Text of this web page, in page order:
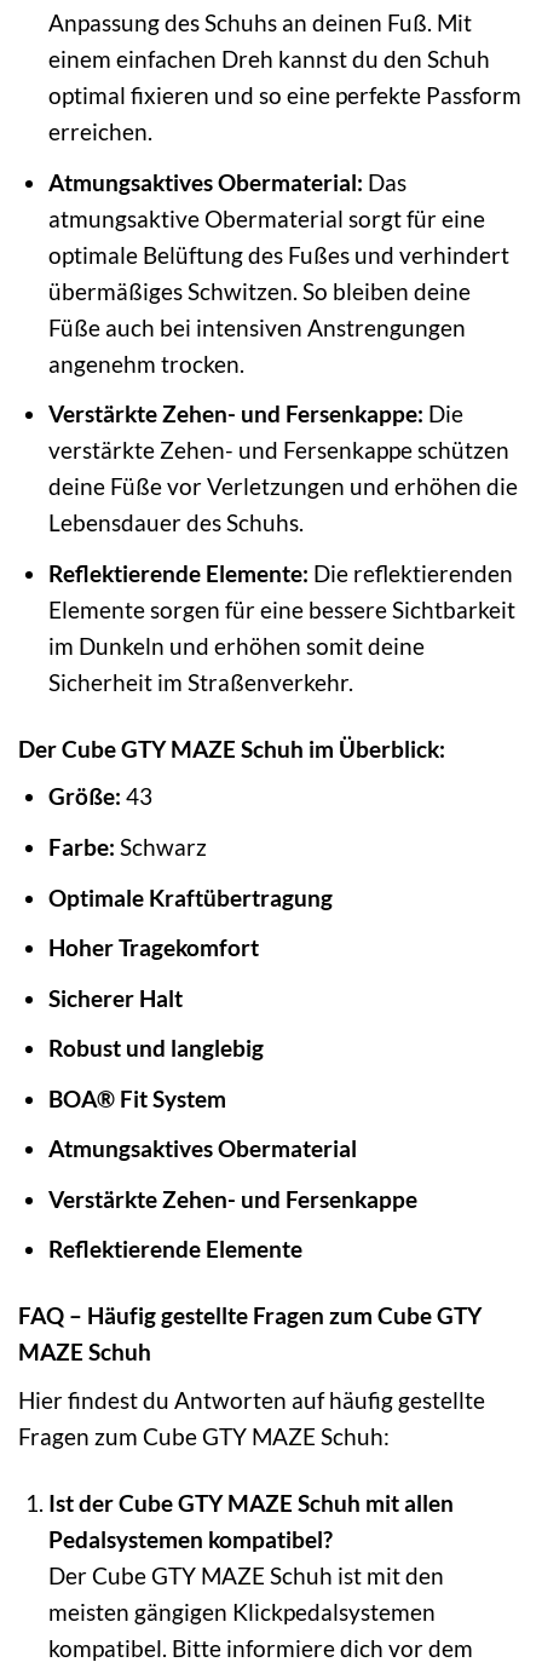
Anpassung des Schuhs an deinen Fuß. Mit
einem einfachen Dreh kannst du den Schuh
optimal fixieren und so eine perfekte Passform
erreichen.
Atmungsaktives Obermaterial: Das
atmungsaktive Obermaterial sorgt für eine
optimale Belüftung des Fußes und verhindert
übermäßiges Schwitzen. So bleiben deine
Füße auch bei intensiven Anstrengungen
angenehm trocken.
Verstärkte Zehen- und Fersenkappe: Die
verstärkte Zehen- und Fersenkappe schützen
deine Füße vor Verletzungen und erhöhen die
Lebensdauer des Schuhs.
Reflektierende Elemente: Die reflektierenden
Elemente sorgen für eine bessere Sichtbarkeit
im Dunkeln und erhöhen somit deine
Sicherheit im Straßenverkehr.
Der Cube GTY MAZE Schuh im Überblick:
Größe: 43
Farbe: Schwarz
Optimale Kraftübertragung
Hoher Tragekomfort
Sicherer Halt
Robust und langlebig
BOA® Fit System
Atmungsaktives Obermaterial
Verstärkte Zehen- und Fersenkappe
Reflektierende Elemente
FAQ – Häufig gestellte Fragen zum Cube GTY
MAZE Schuh
Hier findest du Antworten auf häufig gestellte
Fragen zum Cube GTY MAZE Schuh:
Ist der Cube GTY MAZE Schuh mit allen
Pedalsystemen kompatibel?
Der Cube GTY MAZE Schuh ist mit den
meisten gängigen Klickpedalsystemen
kompatibel. Bitte informiere dich vor dem